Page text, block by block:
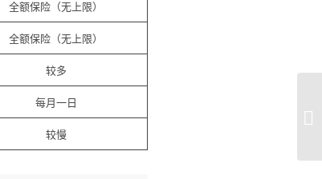
全额保险（无上限）
全额保险（无上限）
较多
每月一日
较慢